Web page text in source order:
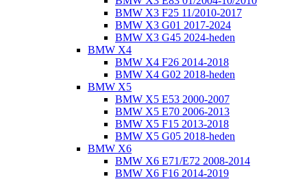
BMW X3 F25 11/2010-2017
BMW X3 G01 2017-2024
BMW X3 G45 2024-heden
BMW X4
BMW X4 F26 2014-2018
BMW X4 G02 2018-heden
BMW X5
BMW X5 E53 2000-2007
BMW X5 E70 2006-2013
BMW X5 F15 2013-2018
BMW X5 G05 2018-heden
BMW X6
BMW X6 E71/E72 2008-2014
BMW X6 F16 2014-2019